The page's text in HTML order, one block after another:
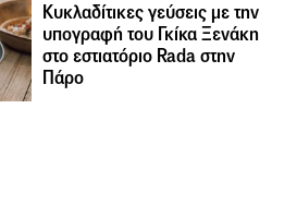
Κυκλαδίτικες γεύσεις με την
υπογραφή του Γκίκα Ξενάκη
στο εστιατόριο Rada στην
Πάρο